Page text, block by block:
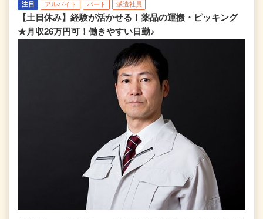
注目 アルバイト パート 派遣社員
【土日休み】経験が活かせる！薬品の運搬・ピッキング
★月収26万円可！働きやすい日勤♪